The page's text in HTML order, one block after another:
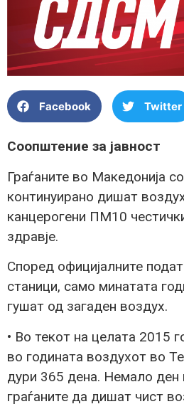
Facebook Twitter
Соопштение за јавност
Граѓаните во Македонија
континуирано дишат
канцерогени ПМ10
здравје.
Според официјалните
станици, само минатата
гушат од загаден воздух.
• Во текот на целата 2015
во годината воздухот во
дури 365 дена. Немало ден
граѓаните да дишат чист